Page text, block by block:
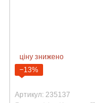
ціну знижено
−13%
Артикул: 235137